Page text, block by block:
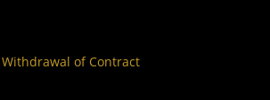
Withdrawal of Contract